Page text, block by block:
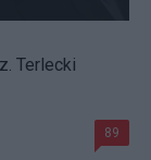
Terlecki
89